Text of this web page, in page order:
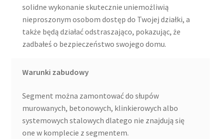
solidne wykonanie skutecznie uniemożliwią
nieproszonym osobom dostęp do Twojej działki, a
także będą działać odstraszająco, pokazując, że
zadbałeś o bezpieczeństwo swojego domu.
Warunki zabudowy
Segment można zamontować do słupów
murowanych, betonowych, klinkierowych albo
systemowych stalowych dlatego nie znajdują się
one w komplecie z segmentem.